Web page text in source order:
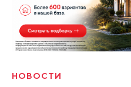
НОВОСТИ